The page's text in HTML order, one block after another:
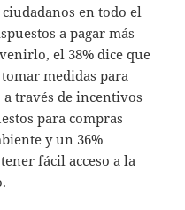
en todo el
a pagar más
el 38% dice que
medidas para
través de incentivos
para compras
y un 36%
fácil acceso a la